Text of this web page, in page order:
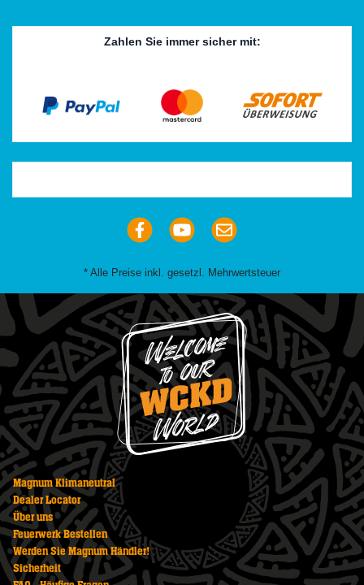
Zahlen Sie immer sicher mit:
* Alle Preise inkl. gesetzl. Mehrwertsteuer
Magnum Klimaneutral
Dealer Locator
Über uns
Feuerwerk Bestellen
Werden Sie Magnum Händler!
Sicherheit